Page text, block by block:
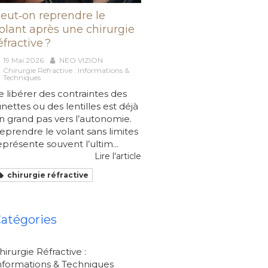
reprendre le
après une chirurgie
?
19 Mai 2026
NEO VIZION
Chirurgie Réfractive : Informations &
Techniques
libérer des contraintes des
ou des lentilles est déjà
grand pas vers l’autonomie.
le volant sans limites
souvent l’ultim...
Lire l'article
chirurgie réfractive
Réfractive :
& Techniques